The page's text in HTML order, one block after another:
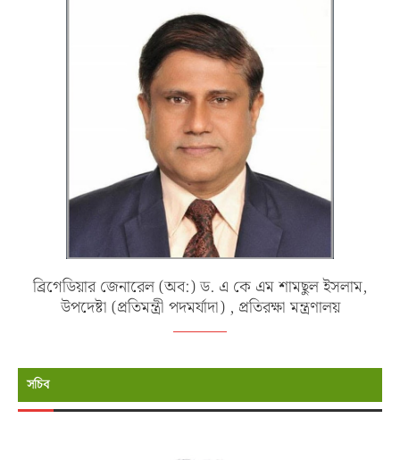
ব্রিগেডিয়ার জেনারেল (অব:) ড. এ কে এম শামছুল ইসলাম,
উপদেষ্টা (প্রতিমন্ত্রী পদমর্যাদা) , প্রতিরক্ষা মন্ত্রণালয়
সচিব